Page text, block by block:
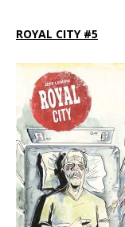
ROYAL CITY #5